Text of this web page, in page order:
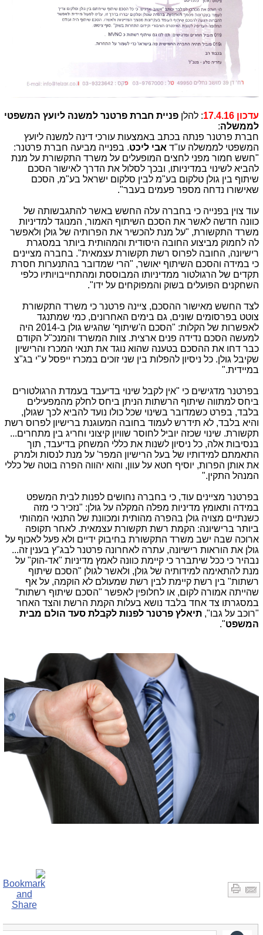
עדכון 17.4.16 : להלן פניית חברת פרטנר למשנה ליועץ המשפטי
לממשלה:
חברת פרטנר פנתה בכתב באמצעות עורכי דינה למשנה ליועץ
המשפטי לממשלה עו"ד אבי ליכט. בפנייה מביעה חברת פרטנר:
"חשש חמור מפני לחצים המופעלים על משרד התקשורת על מנת
להביא לשינוי במדיניותו, ובכך לסלול את הדרך לאישור הסכם
שיתוף בין גולן טלקום בע"מ לבין סלקום ישראל בע"מ, הסכם
שאישורו נדחה מספר פעמים בעבר".
עוד צוין בפנייה כי בחברה עלה החשש באשר להתגבשותה של
כוונה חדשה לאשר את הסכם השיתוף האמור, המנוגד למדיניות
משרד התקשורת, "על מנת להכשיר את הפרותיה של גולן ולאפשר
לה לחמוק מביצוע החובה היסודית והמהותית ביותר במסגרת
רישיונה, החובה לפרוס רשת תקשורת עצמאית". בחברה מציינים
כי במידה והסכם השיתוף יאושר, "הרי שמדובר בהתנערות חסרת
תקדים של הרגולטור ממדיניותו המבוססת ומהתחייבויותיו כלפי
השחקנים הפועלים בשוק והמפוקחים על ידו".
לצד החשש מאישור ההסכם, ציינה פרטנר כי משרד התקשורת
צוטט בפרסומים שונים, גם בימים האחרונים, כמי שמתנגד
לאפשרות של הקלות: "הסכם ה'שיתוף' שהגיש גולן ב-2014 היה
למעשה הסכם נדידה פנים ארצית. צוות המשרד והמנכ"ל הקודם
כבר דחו את ההסכם בטענה שהוא נוגד את תנאי המכרז והרישיון
שקיבל גולן. כל ניסיון להפלות בין שני זוכים במכרז ייפסל ע"י בג"צ
במיידית."
בפרטנר מדגישים כי "אין לקבל שינוי בדיעבד בעמדת הרגולטורים
ביחס למתווה שיתוף הרשתות הניתן ביחס לחלק מהמפעילים
בלבד, בפרט כשמדובר בשינוי שכל כולו נועד להביא לכך שגולן,
והיא בלבד, לא תידרש לעמוד בחובה המעוגנת ברישיון לפרוס רשת
תקשורת. שינוי שכזה יוביל לחוסר שוויון קיצוני וחריג בין מתחרים...
בנסיבות אלה, כל ניסיון לשנות את כללי המשחק בדיעבד, תוך
התאמתם למידותיו של בעל הרישיון המפר' על מנת לנסות ולמרק
את אותן הפרות, יוסיף חטא על עוון, והוא יהווה הפרה בוטה של כללי
המנהל התקין."
בפרטנר מציינים עוד, כי בחברה נחושים לפנות לבית המשפט
במידה ותאומץ מדיניות מפלה המקלה על גולן: "נזכיר כי מזה
כשנתיים מצויה גולן בהפרה מהותית ומכוונת של התנאי המהותי
ביותר ברישיונה: הקמת רשת תקשורת עצמאית. לאחר תקופה
ארוכה שבה ישב משרד התקשורת בחיבוק ידיים ולא פעל לאכוף על
גולן את הוראות רישיונה, עתרה לאחרונה פרטנר לבג"ץ בענין זה...
נבהיר כי ככל שיתברר כי קיימת כוונה לאמץ מדיניות "אד-הוק" על
מנת להתאימה למידותיה של גולן, ולאשר לגולן "הסכם שיתוף
רשתות" בין רשת קיימת לבין רשת שמעולם לא הוקמה, על אף
שהייתה אמורה לקום, או לחלופין לאפשר "הסכם שיתוף רשתות"
במסגרתו צד אחד בלבד נושא בעלות הקמת הרשת והצד האחר
"רוכב על גבו", תיאלץ פרטנר לפנות לקבלת סעד הולם מבית
המשפט".